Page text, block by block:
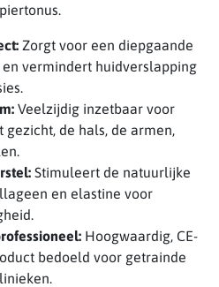
Zorgt voor een diepgaande
vermindert huidverslapping
Veelzijdig inzetbaar voor
gezicht, de hals, de armen,
Stimuleert de natuurlijke
en elastine voor
Hoogwaardig, CE-
bedoeld voor getrainde